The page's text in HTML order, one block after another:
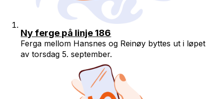
Ny ferge på linje 186
Ferga mellom Hansnes og Reinøy byttes ut i løpet
av torsdag 5. september.